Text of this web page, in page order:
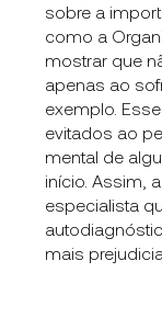
sobre a
como a
mostrar que
apenas ao
exemplo.
evitados ao
mental de
início. Assim,
especialista
mais